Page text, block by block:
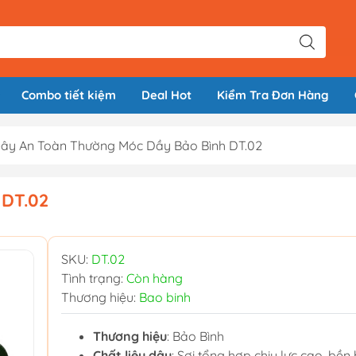
Combo tiết kiệm Deal Hot Kiểm Tra Đơn Hàng
An Toàn Thường Móc Dầy Bảo Bình DT.02
SKU: DT.02
Tình trạng: Còn hàng
Thương hiệu: Bao binh
Thương hiệu: Bảo Bình